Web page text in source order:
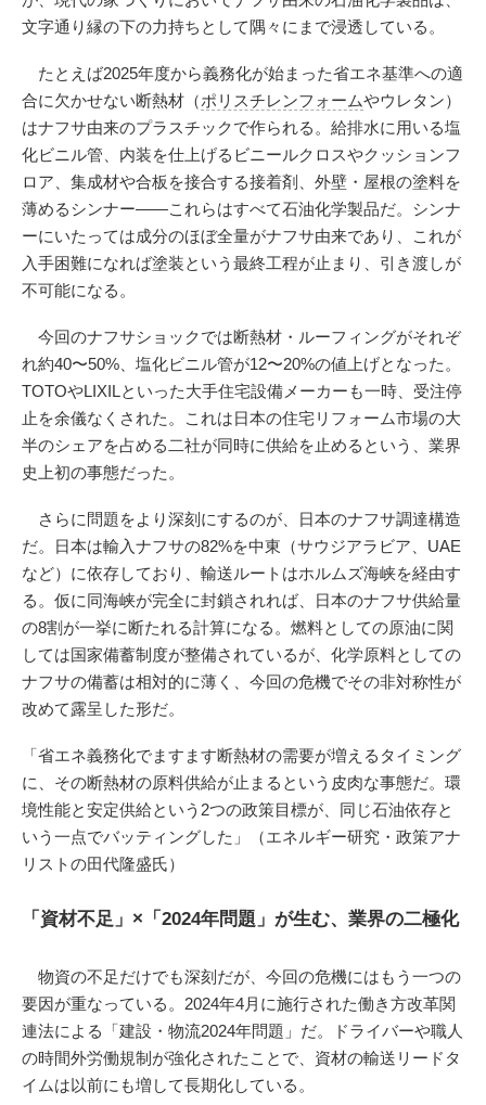
文字通り縁の下の力持ちとして隅々にまで浸透している。
たとえば2025年度から義務化が始まった省エネ基準への適
合に欠かせない断熱材（ポリスチレンフォームやウレタン）
はナフサ由来のプラスチックで作られる。給排水に用いる塩
化ビニル管、内装を仕上げるビニールクロスやクッションフ
ロア、集成材や合板を接合する接着剤、外壁・屋根の塗料を
薄めるシンナー——これらはすべて石油化学製品だ。シンナ
ーにいたっては成分のほぼ全量がナフサ由来であり、これが
入手困難になれば塗装という最終工程が止まり、引き渡しが
不可能になる。
今回のナフサショックでは断熱材・ルーフィングがそれぞ
れ約40〜50%、塩化ビニル管が12〜20%の値上げとなった。
TOTOやLIXILといった大手住宅設備メーカーも一時、受注停
止を余儀なくされた。これは日本の住宅リフォーム市場の大
半のシェアを占める二社が同時に供給を止めるという、業界
史上初の事態だった。
さらに問題をより深刻にするのが、日本のナフサ調達構造
だ。日本は輸入ナフサの82%を中東（サウジアラビア、UAE
など）に依存しており、輸送ルートはホルムズ海峡を経由す
る。仮に同海峡が完全に封鎖されれば、日本のナフサ供給量
の8割が一挙に断たれる計算になる。燃料としての原油に関
しては国家備蓄制度が整備されているが、化学原料としての
ナフサの備蓄は相対的に薄く、今回の危機でその非対称性が
改めて露呈した形だ。
「省エネ義務化でますます断熱材の需要が増えるタイミング
に、その断熱材の原料供給が止まるという皮肉な事態だ。環
境性能と安定供給という2つの政策目標が、同じ石油依存と
いう一点でバッティングした」（エネルギー研究・政策アナ
リストの田代隆盛氏）
「資材不足」×「2024年問題」が生む、業界の二極化
物資の不足だけでも深刻だが、今回の危機にはもう一つの
要因が重なっている。2024年4月に施行された働き方改革関
連法による「建設・物流2024年問題」だ。ドライバーや職人
の時間外労働規制が強化されたことで、資材の輸送リードタ
イムは以前にも増して長期化している。